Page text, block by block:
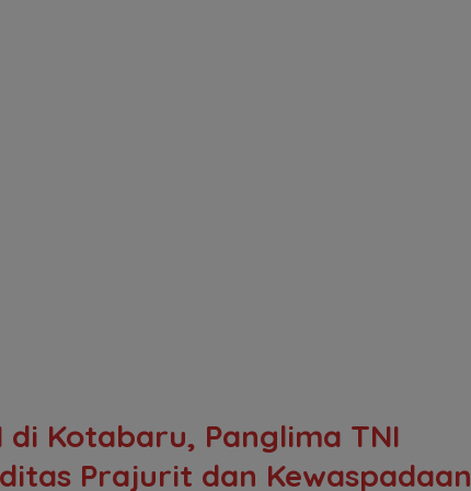
di Kotabaru, Panglima TNI
Prajurit dan Kewaspadaan